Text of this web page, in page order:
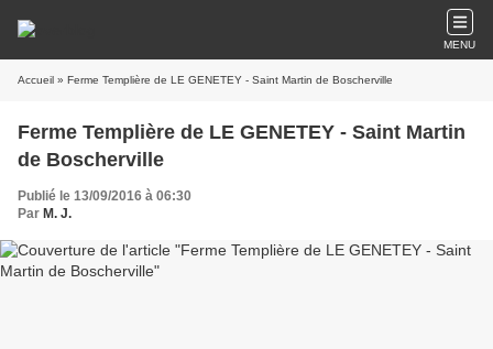
MENU
Accueil » Ferme Templière de LE GENETEY - Saint Martin de Boscherville
Ferme Templière de LE GENETEY - Saint Martin
de Boscherville
Publié le 13/09/2016 à 06:30
Par M. J.